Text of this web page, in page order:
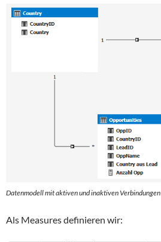
Datenmodell mit aktiven und inaktiven Verbindungen
Als Measures definieren wir: